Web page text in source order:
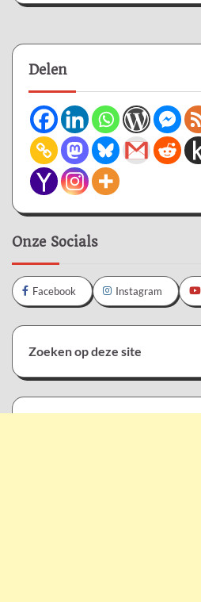
Delen
Onze Socials
Facebook Instagram
Zoeken op deze site